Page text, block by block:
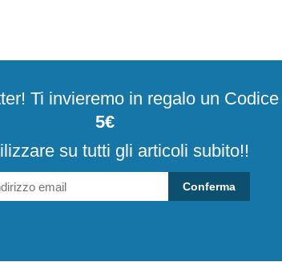
Ti invieremo in regalo un
5€
su tutti gli articoli subito!!
Conferma